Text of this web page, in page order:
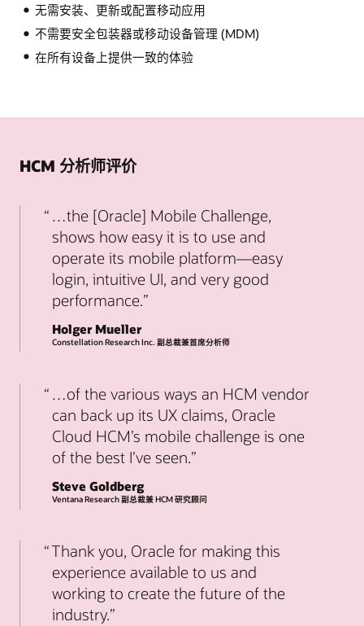
无需安装、更新或配置移动应用
不需要安全包装器或移动设备管理 (MDM)
在所有设备上提供一致的体验
HCM 分析师评价
…the [Oracle] Mobile Challenge,
shows how easy it is to use and
operate its mobile platform—easy
login, intuitive UI, and very good
performance.
Holger Mueller
Constellation Research Inc. 副总裁兼首席分析师
…of the various ways an HCM vendor
can back up its UX claims, Oracle
Cloud HCM’s mobile challenge is one
of the best I’ve seen.
Steve Goldberg
Ventana Research 副总裁兼 HCM 研究顾问
Thank you, Oracle for making this
experience available to us and
working to create the future of the
industry.